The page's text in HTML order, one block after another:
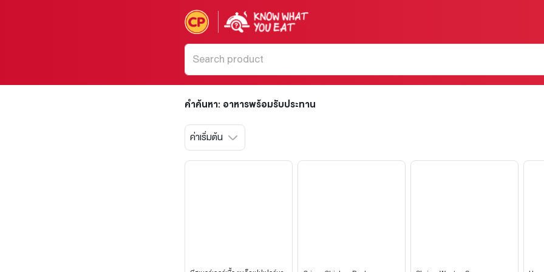
คำค้นหา: อาหารพร้อมรับประทาน
ค่าเริ่มต้น